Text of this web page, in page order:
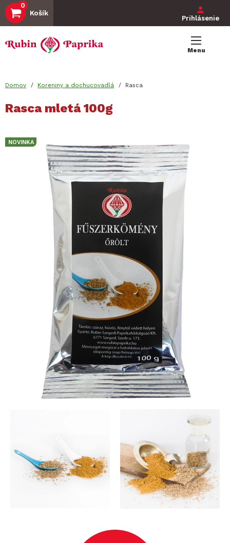
Skočiť
na
obsah
0
Košík
menu
Prihlásenie
navigation
Menu
You
are
here
Domov Koreniny a dochucovadlá Rasca
Rasca mletá 100g
NOVINKA